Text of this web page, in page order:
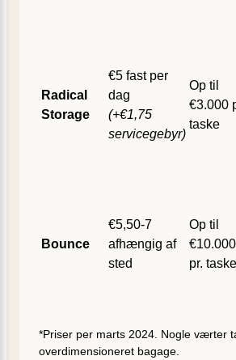
Radical
Storage
€5 fast per
dag
(+€1,75
servicegebyr)
Op til
€3.000
taske
Bounce
€5,50-7
afhængig af
sted
Op til
€10.000
pr. taske
*Priser per marts 2024. Nogle værter
overdimensioneret bagage.